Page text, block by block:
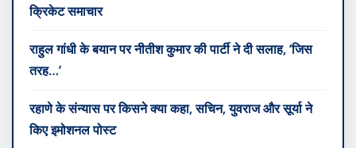
क्रिकेट समाचार
राहुल गांधी के बयान पर नीतीश कुमार की पार्टी ने दी सलाह, ‘जिस
तरह…’
रहाणे के संन्यास पर किसने क्या कहा, सचिन, युवराज और सूर्या ने
किए इमोशनल पोस्ट